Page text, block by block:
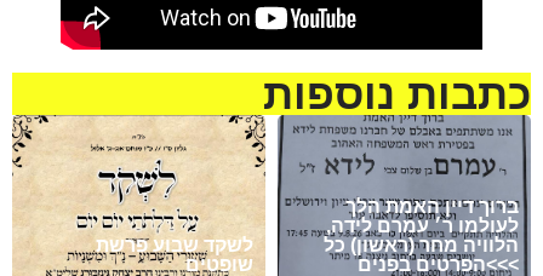
כתבות נוספות
לשקד שבוע פרשת
שופטים
ברוך דיין האמת הלך
לעולמו ר׳ עמרם לידה,
הלוויה מחר (ראשון) כל
הפרטים בפנים<<<